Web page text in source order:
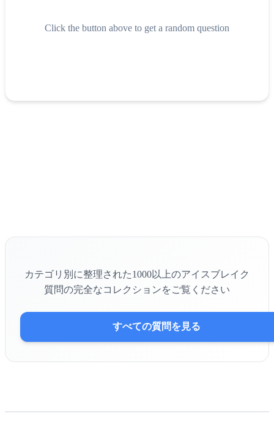
Click the button above to get a random question
カテゴリ別に整理された1000以上のアイスブレイク
質問の完全なコレクションをご覧ください
すべての質問を見る